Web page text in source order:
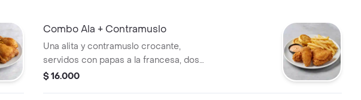
Combo Ala + Contramuslo
Una alita y contramuslo crocante,
servidos con papas a la francesa, dos
arepitas, tártara y miel.
$ 16.000